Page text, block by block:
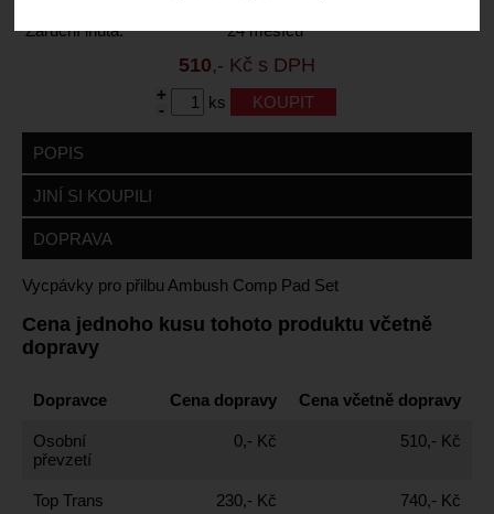
Záruční lhůta: 24 měsíců
510,- Kč s DPH
+
-
ks
POPIS
JINÍ SI KOUPILI
DOPRAVA
Vycpávky pro přilbu Ambush Comp Pad Set
Cena jednoho kusu tohoto produktu včetně
dopravy
Dopravce Cena dopravy Cena včetně dopravy
Osobní
převzetí
0,- Kč 510,- Kč
Top Trans 230,- Kč 740,- Kč